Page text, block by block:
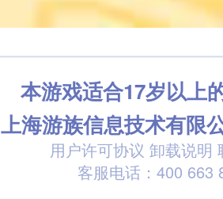
本游戏适合17岁以上
上海游族信息技术有限
用户许可协议 卸载说明
客服电话：400 663